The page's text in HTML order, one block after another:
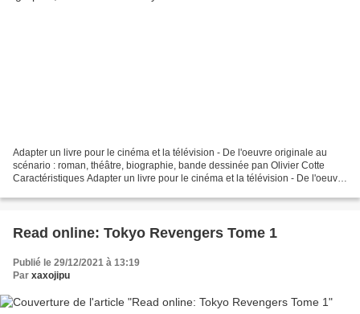
Adapter un livre pour le cinéma et la télévision - De l'oeuvre originale au
scénario : roman, théâtre, biographie, bande dessinée pan Olivier Cotte
Caractéristiques Adapter un livre pour le cinéma et la télévision - De l'oeuvre
Read online: Tokyo Revengers Tome 1
Publié le 29/12/2021 à 13:19
Par xaxojipu